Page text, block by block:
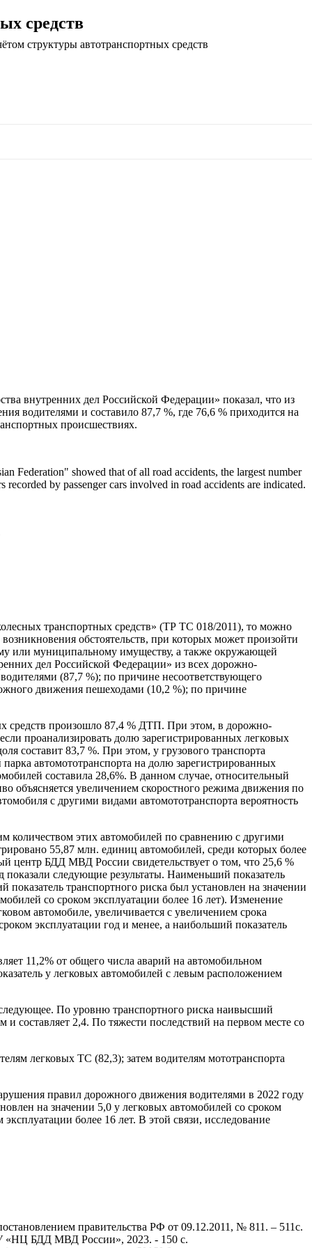
стрелки вверх и вниз для выбора
средств
структуры автотранспортных средств
внутренних дел Российской Федерации» показал, что из
водителями и составило 87,7 %, где 76,6 % приходится на
происшествиях.
Federation" showed that of all road accidents, the largest number
by passenger cars involved in road accidents are indicated.
транспортных средств» (ТР ТС 018/2011), то можно
обстоятельств, при которых может произойти
или муниципальному имуществу, а также окружающей
дел Российской Федерации» из всех дорожно-
(87,7 %); по причине несоответствующего
движения пешеходами (10,2 %); по причине
средств произошло 87,4 % ДТП. При этом, в дорожно-
проанализировать долю зарегистрированных легковых
составит 83,7 %. При этом, у грузового транспорта
автомототранспорта на долю зарегистрированных
составила 28,6%. В данном случае, относительный
объясняется увеличением скоростного режима движения по
с другими видами автомототранспорта вероятность
количеством этих автомобилей по сравнению с другими
55,87 млн. единиц автомобилей, среди которых более
центр БДД МВД России свидетельствует о том, что 25,6 %
показали следующие результаты. Наименьший показатель
транспортного риска был установлен на значении
со сроком эксплуатации более 16 лет). Изменение
автомобиле, увеличивается с увеличением срока
эксплуатации год и менее, а наибольший показатель
11,2% от общего числа аварий на автомобильном
у легковых автомобилей с левым расположением
следующее. По уровню транспортного риска наивысший
составляет 2,4. По тяжести последствий на первом месте со
легковых ТС (82,3); затем водителям мототранспорта
правил дорожного движения водителями в 2022 году
на значении 5,0 у легковых автомобилей со сроком
более 16 лет. В этой связи, исследование
правительства РФ от 09.12.2011, № 811. – 511с.
«НЦ БДД МВД России», 2023. - 150 с.